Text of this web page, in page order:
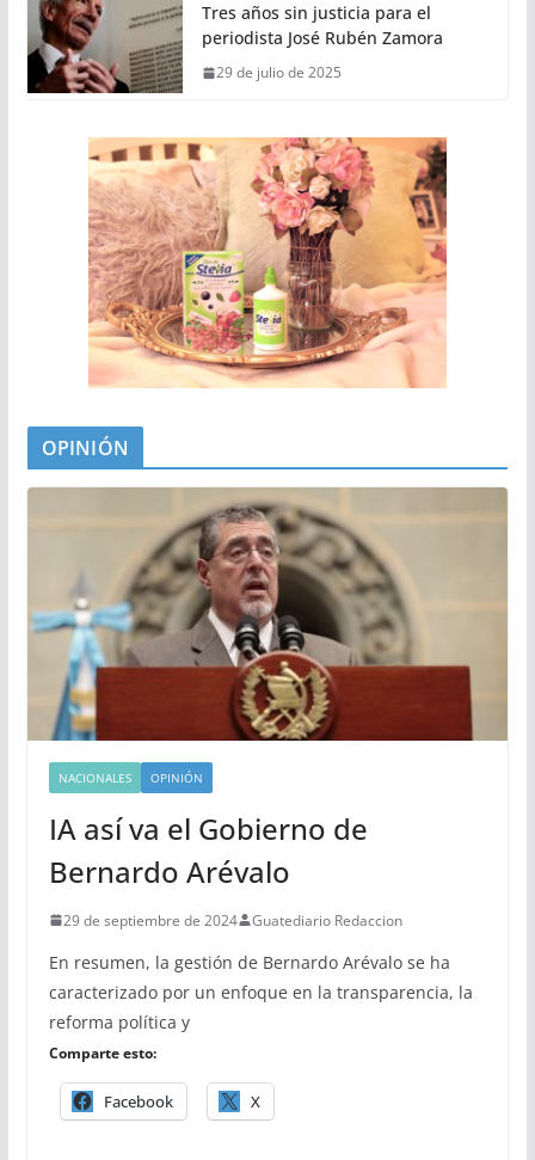
Tres años sin justicia para el
periodista José Rubén Zamora
29 de julio de 2025
OPINIÓN
NACIONALES OPINIÓN
IA así va el Gobierno de
Bernardo Arévalo
29 de septiembre de 2024 Guatediario Redaccion
En resumen, la gestión de Bernardo Arévalo se ha
caracterizado por un enfoque en la transparencia, la
reforma política y
Comparte esto:
Facebook X